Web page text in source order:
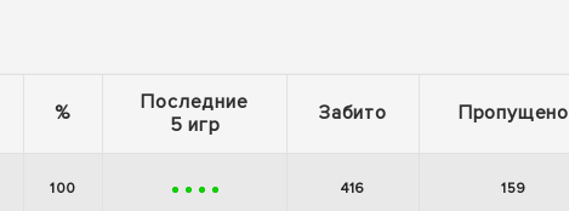
%
Последние
5 игр
Забито Пропущено
100 + + + + 416 159